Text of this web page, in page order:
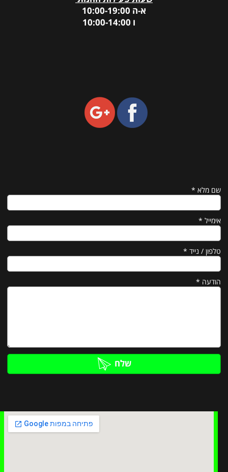
א-ה 10:00-19:00
ו 10:00-14:00
שם מלא *
אימייל *
טלפון / נייד *
הודעה *
שלח